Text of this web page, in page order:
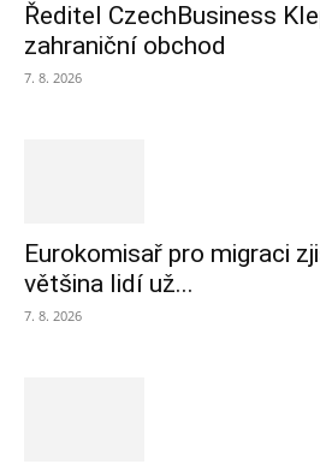
Ředitel CzechBusiness
zahraniční obchod
7. 8. 2026
Eurokomisař pro migraci
většina lidí už...
7. 8. 2026